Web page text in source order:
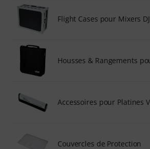
Flight Cases pour Mixers DJ
Housses & Rangements
Accessoires pour Platines
Couvercles de Protection